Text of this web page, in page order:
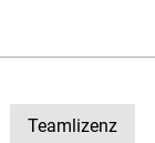
Teamlizenz